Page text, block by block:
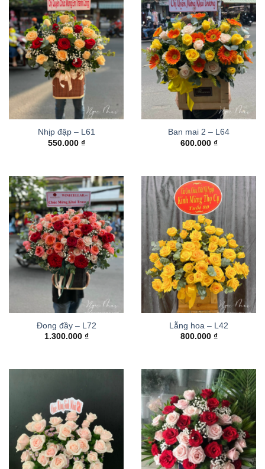
Nhịp đập – L61
550.000 ₫
Ban mai 2 – L64
600.000 ₫
Đong đầy – L72
1.300.000 ₫
Lẵng hoa – L42
800.000 ₫